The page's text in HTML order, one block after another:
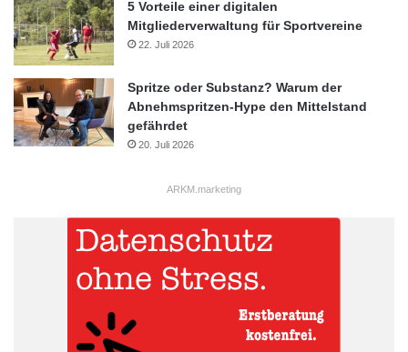
5 Vorteile einer digitalen
Mitgliederverwaltung für Sportvereine
22. Juli 2026
Spritze oder Substanz? Warum der
Abnehmspritzen-Hype den Mittelstand
gefährdet
20. Juli 2026
ARKM.marketing